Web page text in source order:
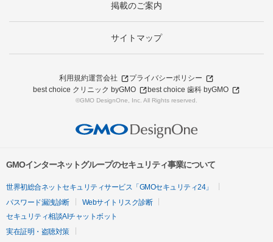
掲載のご案内
サイトマップ
利用規約運営会社
プライバシーポリシー
best choice クリニック byGMO
best choice 歯科 byGMO
©GMO DesignOne, Inc. All Rights reserved.
GMOインターネットグループのセキュリティ事業について
世界初総合ネットセキュリティサービス「GMOセキュリティ24」
パスワード漏洩診断
Webサイトリスク診断
セキュリティ相談AIチャットボット
実在証明・盗聴対策